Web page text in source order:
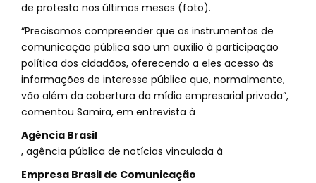
de protesto nos últimos meses (foto).
“Precisamos compreender que os instrumentos de
comunicação pública são um auxílio à participação
política dos cidadãos, oferecendo a eles acesso às
informações de interesse público que, normalmente,
vão além da cobertura da mídia empresarial privada”,
comentou Samira, em entrevista à
Agência Brasil
, agência pública de notícias vinculada à
Empresa Brasil de Comunicação